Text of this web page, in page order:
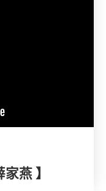
燕 】